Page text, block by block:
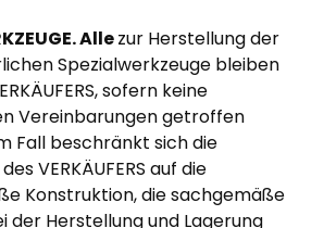
Allezur Herstellung der
Spezialwerkzeuge bleiben
sofern keine
Vereinbarungen getroffen
Fall beschränkt sich die
VERKÄUFERS auf die
Konstruktion, die sachgemäße
der Herstellung und Lagerung